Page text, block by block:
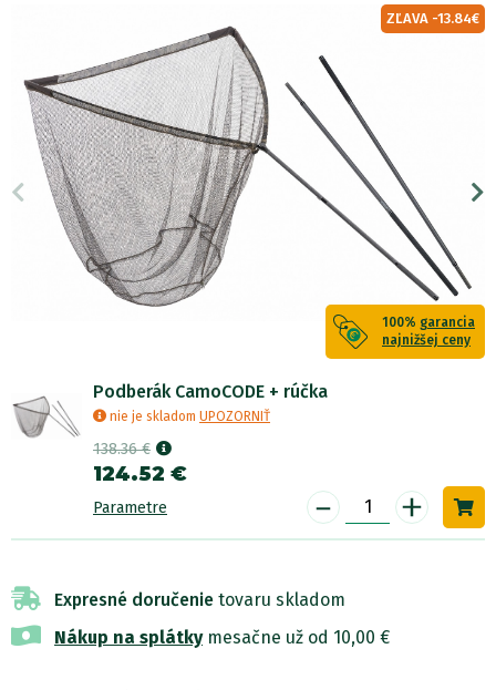
ZĽAVA -13.84€
100% garancia
najnižšej ceny
Podberák CamoCODE + rúčka
nie je skladom UPOZORNIŤ
138.36 €
124.52 €
Parametre - +
Expresné doručenie tovaru skladom
Nákup na splátkymesačne už od 10,00 €